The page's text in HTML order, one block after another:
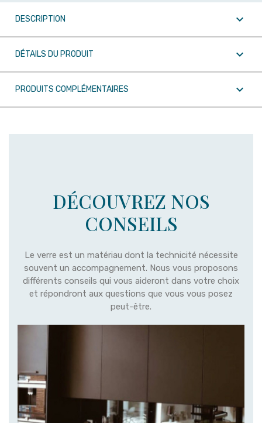
DESCRIPTION 
DÉTAILS DU PRODUIT 
PRODUITS COMPLÉMENTAIRES 
DÉCOUVREZ NOS
CONSEILS
Le verre est un matériau dont la technicité nécessite
souvent un accompagnement. Nous vous proposons
différents conseils qui vous aideront dans votre choix
et répondront aux questions que vous vous posez
peut-être.